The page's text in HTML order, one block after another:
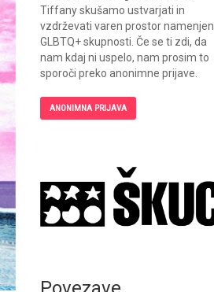
Tiffany skušamo ustvarjati in
vzdrževati varen prostor namenjen
GLBTQ+ skupnosti. Če se ti zdi, da
nam kdaj ni uspelo, nam prosim to
sporoči preko anonimne prijave.
ANONIMNA PRIJAVA